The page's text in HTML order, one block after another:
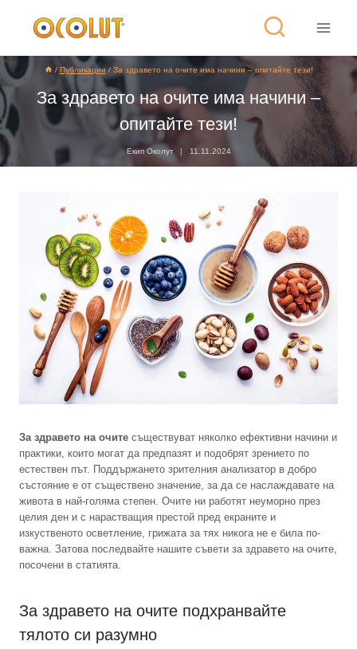
/ Публикации / За здравето на очите има начини – опитайте тези!
За здравето на очите има начини –
опитайте тези!
Екип Околут 11.11.2024
За здравето на очите съществуват няколко ефективни начини и
практики, които могат да предпазят и подобрят зрението по
естествен път. Поддържането зрителния анализатор в добро
състояние е от съществено значение, за да се наслаждавате на
живота в най-голяма степен. Очите ни работят неуморно през
целия ден и с нарастващия престой пред екраните и
изкуственото осветление, грижата за тях никога не е била по-
важна. Затова последвайте нашите съвети за здравето на очите,
посочени в статията.
За здравето на очите подхранвайте
тялото си разумно